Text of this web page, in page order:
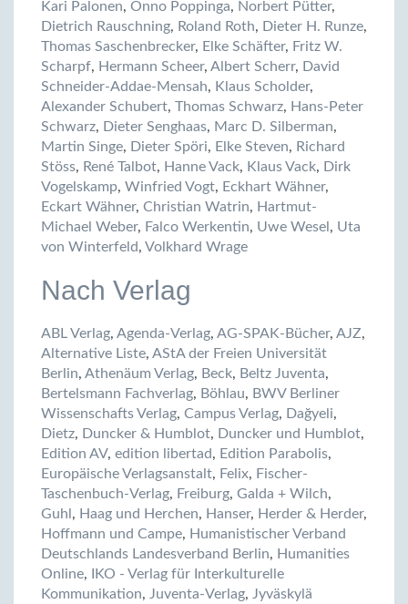
Kari Palonen, Onno Poppinga, Norbert Pütter,
Dietrich Rauschning, Roland Roth, Dieter H. Runze,
Thomas Saschenbrecker, Elke Schäfter, Fritz W.
Scharpf, Hermann Scheer, Albert Scherr, David
Schneider-Addae-Mensah, Klaus Scholder,
Alexander Schubert, Thomas Schwarz, Hans-Peter
Schwarz, Dieter Senghaas, Marc D. Silberman,
Martin Singe, Dieter Spöri, Elke Steven, Richard
Stöss, René Talbot, Hanne Vack, Klaus Vack, Dirk
Vogelskamp, Winfried Vogt, Eckhart Wähner,
Eckart Wähner, Christian Watrin, Hartmut-
Michael Weber, Falco Werkentin, Uwe Wesel , Uta
von Winterfeld, Volkhard Wrage
Nach Verlag
ABL Verlag, Agenda-Verlag, AG-SPAK-Bücher, AJZ,
Alternative Liste, AStA der Freien Universität
Berlin, Athenäum Verlag, Beck, Beltz Juventa,
Bertelsmann Fachverlag, Böhlau, BWV Berliner
Wissenschafts Verlag, Campus Verlag, Dağyeli,
Dietz, Duncker & Humblot, Duncker und Humblot,
Edition AV, edition libertad, Edition Parabolis,
Europäische Verlagsanstalt, Felix, Fischer-
Taschenbuch-Verlag, Freiburg, Galda + Wilch,
Guhl , Haag und Herchen, Hanser, Herder & Herder,
Hoffmann und Campe, Humanistischer Verband
Deutschlands Landesverband Berlin, Humanities
Online,
IKO - Verlag für Interkulturelle
Kommunikation, Juventa-Verlag, Jyväskylä